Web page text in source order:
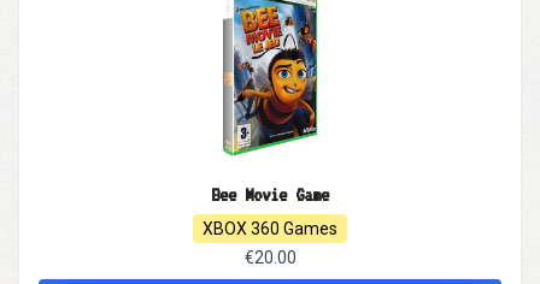
Bee Movie Game
XBOX 360 Games
€20.00